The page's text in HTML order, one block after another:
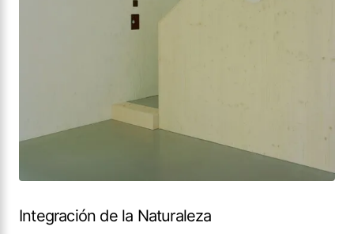
Integración de la Naturaleza